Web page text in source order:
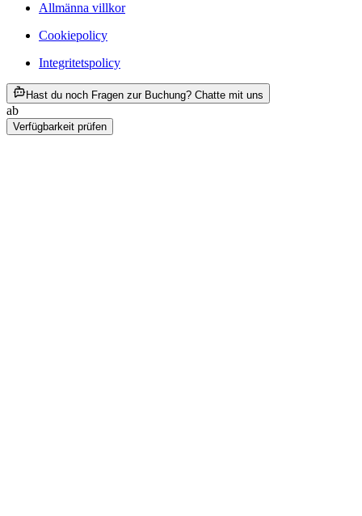
Allmänna villkor
Cookiepolicy
Integritetspolicy
Hast du noch Fragen zur Buchung? Chatte mit uns
ab
Verfügbarkeit prüfen